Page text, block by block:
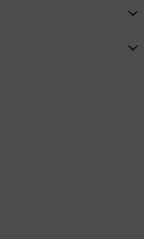
›
›